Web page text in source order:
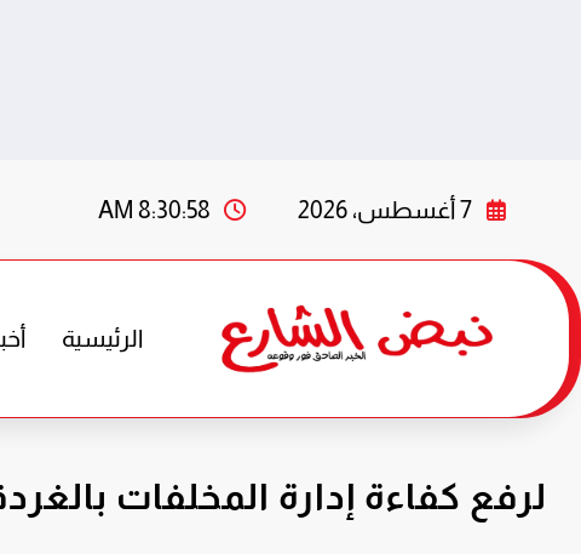
7 أغسطس، 2026 8:30:59 AM
الرئيسية
لرفع كفاءة إدارة المخلفات